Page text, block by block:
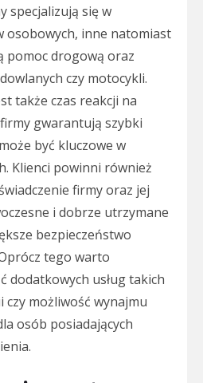
specjalizują się w
osobowych, inne natomiast
pomoc drogową oraz
czy motocykli.
także czas reakcji na
gwarantują szybki
być kluczowe w
Klienci powinni również
firmy oraz jej
i dobrze utrzymane
bezpieczeństwo
tego warto
dodatkowych usług takich
możliwość wynajmu
osób posiadających